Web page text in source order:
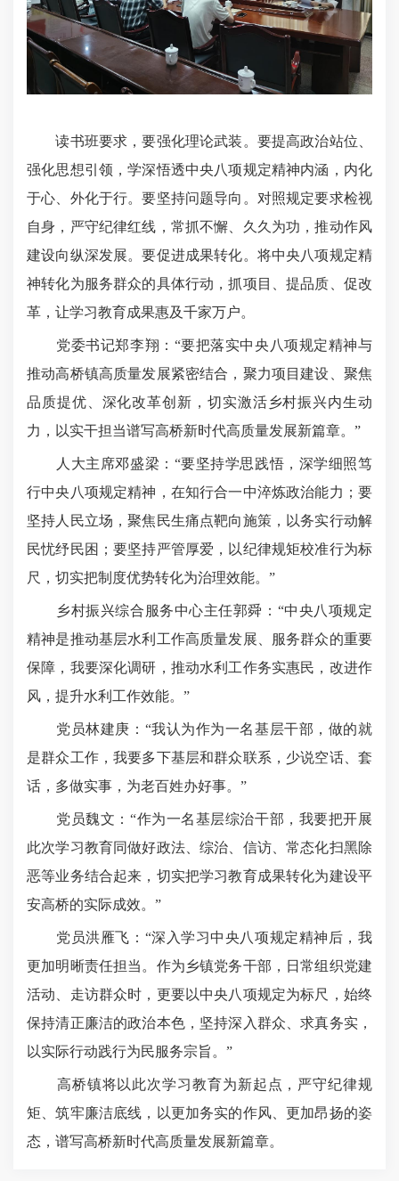
读书班要求，要强化理论武装。要提高政治站位、
强化思想引领，学深悟透中央八项规定精神内涵，内化
于心、外化于行。要坚持问题导向。对照规定要求检视
自身，严守纪律红线，常抓不懈、久久为功，推动作风
建设向纵深发展。要促进成果转化。将中央八项规定精
神转化为服务群众的具体行动，抓项目、提品质、促改
革，让学习教育成果惠及千家万户。
党委书记郑李翔：“要把落实中央八项规定精神与
推动高桥镇高质量发展紧密结合，聚力项目建设、聚焦
品质提优、深化改革创新，切实激活乡村振兴内生动
力，以实干担当谱写高桥新时代高质量发展新篇章。”
人大主席邓盛梁：“要坚持学思践悟，深学细照笃
行中央八项规定精神，在知行合一中淬炼政治能力；要
坚持人民立场，聚焦民生痛点靶向施策，以务实行动解
民忧纾民困；要坚持严管厚爱，以纪律规矩校准行为标
尺，切实把制度优势转化为治理效能。”
乡村振兴综合服务中心主任郭舜：“中央八项规定
精神是推动基层水利工作高质量发展、服务群众的重要
保障，我要深化调研，推动水利工作务实惠民，改进作
风，提升水利工作效能。”
党员林建庚：“我认为作为一名基层干部，做的就
是群众工作，我要多下基层和群众联系，少说空话、套
话，多做实事，为老百姓办好事。”
党员魏文：“作为一名基层综治干部，我要把开展
此次学习教育同做好政法、综治、信访、常态化扫黑除
恶等业务结合起来，切实把学习教育成果转化为建设平
安高桥的实际成效。”
党员洪雁飞：“深入学习中央八项规定精神后，我
更加明晰责任担当。作为乡镇党务干部，日常组织党建
活动、走访群众时，更要以中央八项规定为标尺，始终
保持清正廉洁的政治本色，坚持深入群众、求真务实，
以实际行动践行为民服务宗旨。”
高桥镇将以此次学习教育为新起点，严守纪律规
矩、筑牢廉洁底线，以更加务实的作风、更加昂扬的姿
态，谱写高桥新时代高质量发展新篇章。